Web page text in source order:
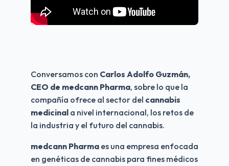
Conversamos con Carlos Adolfo Guzmán,
CEO de medcann Pharma, sobre lo que la
compañía ofrece al sector del cannabis
medicinal a nivel internacional, los retos de
la industria y el futuro del cannabis.
medcann Pharma es una empresa enfocada
en genéticas de cannabis para fines médicos